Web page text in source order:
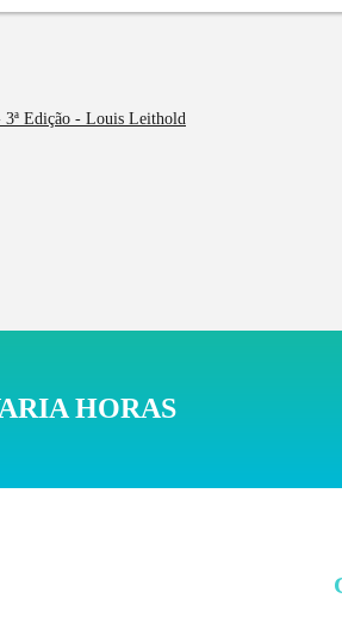
Edição - Louis Leithold
HORAS